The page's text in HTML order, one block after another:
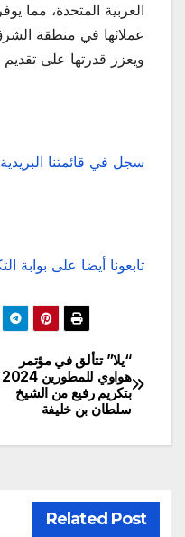
العربية المتحدة، مما
عملائها في منطقة
ويعزز قدرتها على
سجل في قائمتنا
تابعونا أيضا على بوابة
تصفّح
المقالات
“يلا” تتألق في مؤتمر
هواوي للمطورين 2024
بتكريم رفيع من الشيخ
سلطان بن خليفة
Related Post